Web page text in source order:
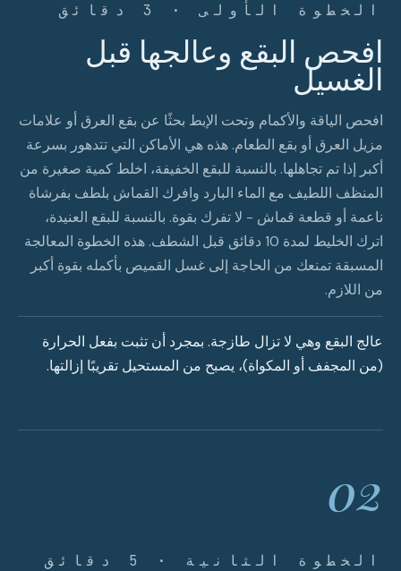
الخطوة الأولى · 3 دقائق
افحص البقع وعالجها قبل
الغسيل
افحص الياقة والأكمام وتحت الإبط بحثًا عن بقع العرق أو علامات
مزيل العرق أو بقع الطعام. هذه هي الأماكن التي تتدهور بسرعة
أكبر إذا تم تجاهلها. بالنسبة للبقع الخفيفة، اخلط كمية صغيرة من
المنظف اللطيف مع الماء البارد وافرك القماش بلطف بفرشاة
ناعمة أو قطعة قماش - لا تفرك بقوة. بالنسبة للبقع العنيدة،
اترك الخليط لمدة 10 دقائق قبل الشطف. هذه الخطوة المعالجة
المسبقة تمنعك من الحاجة إلى غسل القميص بأكمله بقوة أكبر
من اللازم.
عالج البقع وهي لا تزال طازجة. بمجرد أن تثبت بفعل الحرارة
(من المجفف أو المكواة)، يصبح من المستحيل تقريبًا إزالتها.
02
الخطوة الثانية · 5 دقائق